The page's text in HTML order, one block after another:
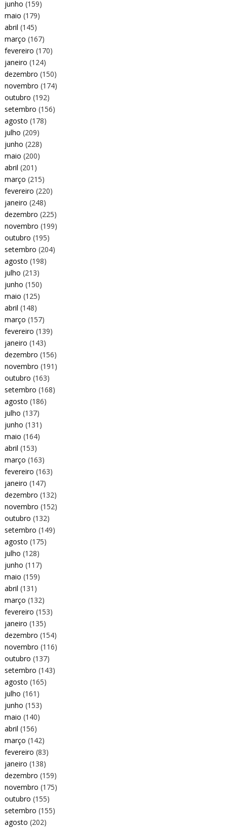
junho (159)
maio (179)
abril (145)
março (167)
fevereiro (170)
janeiro (124)
dezembro (150)
novembro (174)
outubro (192)
setembro (156)
agosto (178)
julho (209)
junho (228)
maio (200)
abril (201)
março (215)
fevereiro (220)
janeiro (248)
dezembro (225)
novembro (199)
outubro (195)
setembro (204)
agosto (198)
julho (213)
junho (150)
maio (125)
abril (148)
março (157)
fevereiro (139)
janeiro (143)
dezembro (156)
novembro (191)
outubro (163)
setembro (168)
agosto (186)
julho (137)
junho (131)
maio (164)
abril (153)
março (163)
fevereiro (163)
janeiro (147)
dezembro (132)
novembro (152)
outubro (132)
setembro (149)
agosto (175)
julho (128)
junho (117)
maio (159)
abril (131)
março (132)
fevereiro (153)
janeiro (135)
dezembro (154)
novembro (116)
outubro (137)
setembro (143)
agosto (165)
julho (161)
junho (153)
maio (140)
abril (156)
março (142)
fevereiro (83)
janeiro (138)
dezembro (159)
novembro (175)
outubro (155)
setembro (155)
agosto (202)